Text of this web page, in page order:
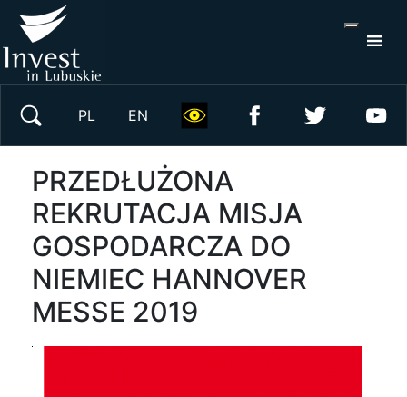
PL EN
PRZEDŁUŻONA
REKRUTACJA MISJA
GOSPODARCZA DO
NIEMIEC HANNOVER
MESSE 2019
Wyszukaj w serwisie